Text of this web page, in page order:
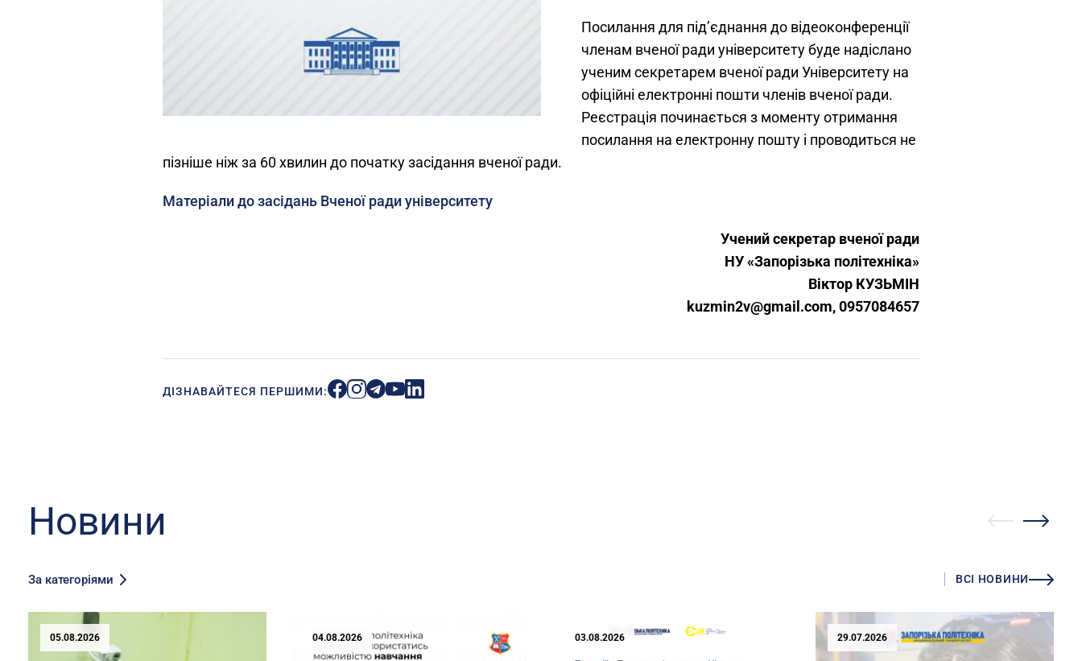
Посилання для під’єднання до відеоконференції
членам вченої ради університету буде надіслано
ученим секретарем вченої ради Університету на
офіційні електронні пошти членів вченої ради.
Реєстрація починається з моменту отримання
посилання на електронну пошту і проводиться не
пізніше ніж за 60 хвилин до початку засідання вченої ради.
Матеріали до засідань Вченої ради університету
Учений секретар вченої ради
НУ «Запорізька політехніка»
Віктор КУЗЬМІН
kuzmin2v@gmail.com, 0957084657
ДІЗНАВАЙТЕСЯ ПЕРШИМИ:
Новини
За категоріями ВСІ НОВИНИ
05.08.2026 04.08.2026 03.08.2026 29.07.2026